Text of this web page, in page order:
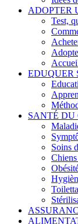
ADOPTER
Test,
EDUQUER
SANTÉ DU
Soins
Chiens